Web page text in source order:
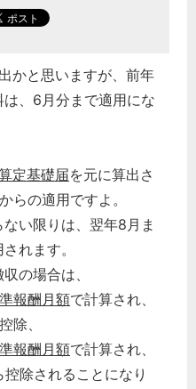
かと思いますが、前年
、6月分まで適用にな
定基礎届を元に算出さ
らの適用ですよ。
ない限りは、翌年8月ま
れます。
の場合は、
報酬月額で計算され、
除、
報酬月額で計算され、
除されることになり